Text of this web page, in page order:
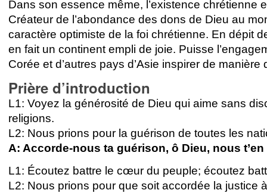
Dans son essence même, l’existence chrétienne
Créateur de l’abondance des dons de Dieu au
caractère optimiste de la foi chrétienne. En dépit
en fait un continent empli de joie. Puisse
Corée et d’autres pays d’Asie inspirer de
Prière d’introduction
L1: Voyez la générosité de Dieu qui aime sans
religions.
L2: Nous prions pour la guérison de toutes les
A: Accorde-nous ta guérison, ô Dieu, nous
L1: Écoutez battre le cœur du peuple; écoutez
L2: Nous prions pour que soit accordée la justice